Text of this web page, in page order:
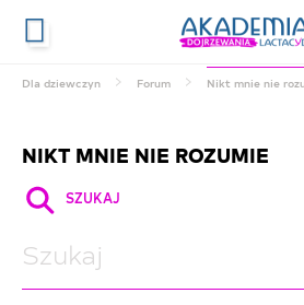
Dla dziewczyn Forum Nikt mnie nie
NIKT MNIE NIE ROZUMIE
SZUKAJ